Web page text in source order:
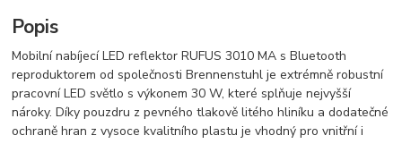
Popis
Mobilní nabíjecí LED reflektor RUFUS 3010 MA s Bluetooth
reproduktorem od společnosti Brennenstuhl je extrémně robustní
pracovní LED světlo s výkonem 30 W, které splňuje nejvyšší
nároky. Díky pouzdru z pevného tlakově litého hliníku a dodatečné
ochraně hran z vysoce kvalitního plastu je vhodný pro vnitřní i